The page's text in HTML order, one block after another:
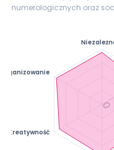
numerologicznych oraz
Kreatywność
Zorganizowanie
0